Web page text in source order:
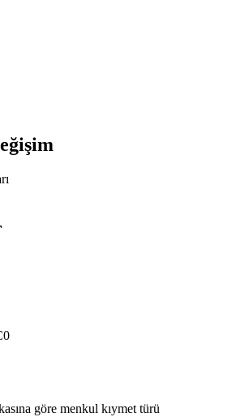
göre menkul kıymet türü